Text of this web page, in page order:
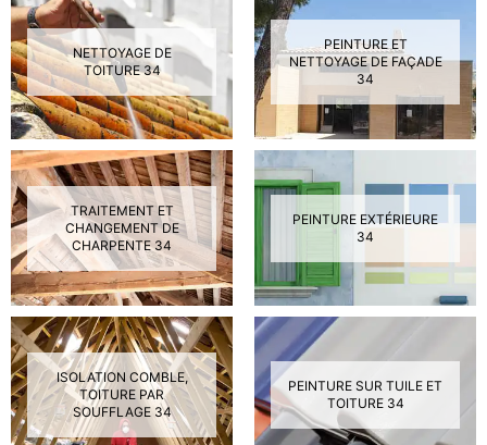
NETTOYAGE DE
TOITURE 34
PEINTURE ET
NETTOYAGE DE FAÇADE
34
TRAITEMENT ET
CHANGEMENT DE
CHARPENTE 34
PEINTURE EXTÉRIEURE
34
ISOLATION COMBLE,
TOITURE PAR
SOUFFLAGE 34
PEINTURE SUR TUILE ET
TOITURE 34